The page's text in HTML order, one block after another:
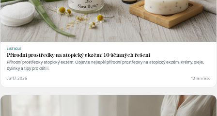
LISTICLE
Přírodní prostředky na atopický ekzém: 10 účinných řešení
Přírodní prostředky atopický ekzém: Objevte nejlepší přírodní prostředky na atopický ekzém. Krémy, oleje,
bylinky a tipy pro děti i.
Jul 17, 2026 13 min read